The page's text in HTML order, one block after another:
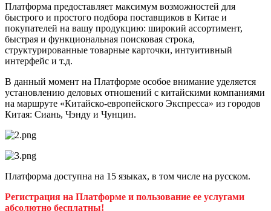
Платформа предоставляет максимум возможностей для
быстрого и простого подбора поставщиков в Китае и
покупателей на вашу продукцию: широкий ассортимент,
быстрая и функциональная поисковая строка,
структурированные товарные карточки, интуитивный
интерфейс и т.д.
В данный момент на Платформе особое внимание уделяется
установлению деловых отношений с китайскими компаниями
на маршруте «Китайско-европейского Экспресса» из городов
Китая: Сиань, Чэнду и Чунцин.
Платформа доступна на 15 языках, в том числе на русском.
Регистрация на Платформе и пользование ее услугами
абсолютно бесплатны!